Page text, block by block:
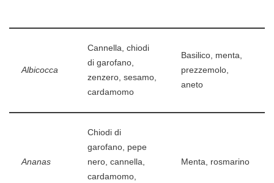
Albicocca
Cannella, chiodi
di garofano,
zenzero, sesamo,
cardamomo
Basilico, menta,
prezzemolo,
aneto
Ananas
Chiodi di
garofano, pepe
nero, cannella,
cardamomo,
Menta, rosmarino